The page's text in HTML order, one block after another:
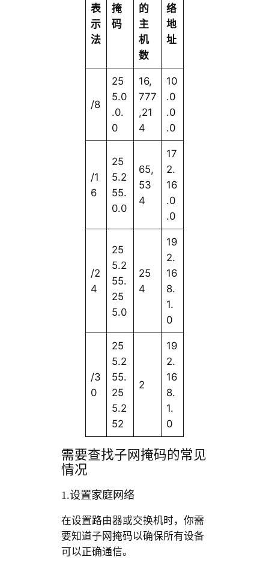
表
示
法
掩
码
的
主
机
数
络
地
址
/8
25
5.0
.0.
0
16,
777
,21
4
10
.0
.0
.0
/1
6
25
5.2
55.
0.0
65,
53
4
17
2.
16
.0
.0
/2
4
25
5.2
55.
25
5.0
25
4
19
2.
16
8.
1.
0
/3
0
25
5.2
55.
25
5.2
52
2
19
2.
16
8.
1.
0
需要查找子网掩码的常见
情况
1.设置家庭网络
在设置路由器或交换机时，你需
要知道子网掩码以确保所有设备
可以正确通信。